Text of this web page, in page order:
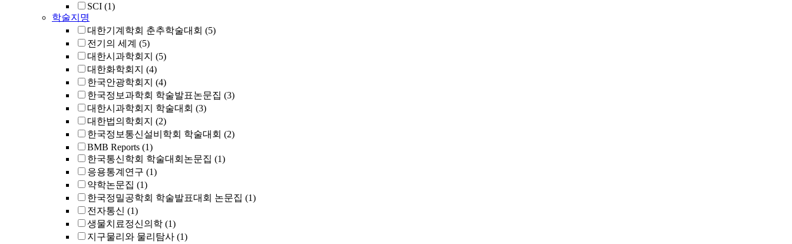
SCI (1)
학술지명
대한기계학회 춘추학술대회 (5)
전기의 세계 (5)
대한시과학회지 (5)
대한화학회지 (4)
한국안광학회지 (4)
한국정보과학회 학술발표논문집 (3)
대한시과학회지 학술대회 (3)
대한법의학회지 (2)
한국정보통신설비학회 학술대회 (2)
BMB Reports (1)
한국통신학회 학술대회논문집 (1)
응용통계연구 (1)
약학논문집 (1)
한국정밀공학회 학술발표대회 논문집 (1)
전자통신 (1)
생물치료정신의학 (1)
지구물리와 물리탐사 (1)